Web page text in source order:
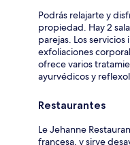
Podrás relajarte y
propiedad. Hay 2
parejas. Los
exfoliaciones
ofrece varios
ayurvédicos y
Restaurantes
Le Jehanne
francesa, y sirve